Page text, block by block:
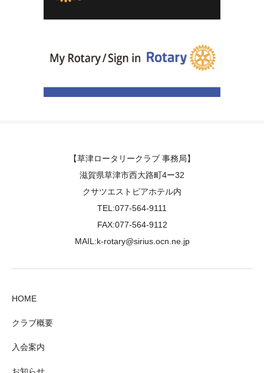
【草津ロータリークラブ 事務局】
滋賀県草津市西大路町4ー32
クサツエストピアホテル内
TEL:077-564-9111
FAX:077-564-9112
MAIL:k-rotary@sirius.ocn.ne.jp
HOME
クラブ概要
入会案内